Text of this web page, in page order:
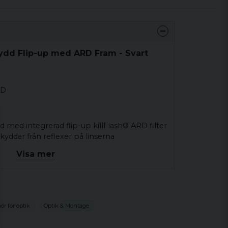
Flip-up med ARD Fram - Svart
med integrerad flip-up killFlash® ARD filter
från reflexer på linserna
lätt upp och förblir uppe tills de fälls ned
risken för repor
CompC3, 9000L, 9000SC, 9000SC-
Visa mer
för optik Optik & Montage